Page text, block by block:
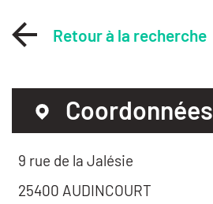
Retour à la recherche
Coordonnées
9 rue de la Jalésie
25400 AUDINCOURT